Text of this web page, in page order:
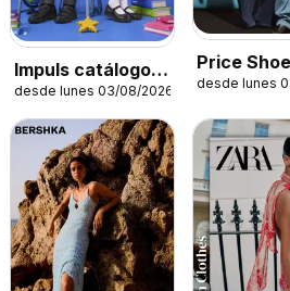
Impuls catálogo
Escolar
desde lunes 03/08/2026
Price
catálogo
desde lunes